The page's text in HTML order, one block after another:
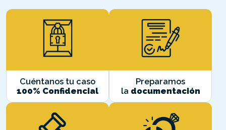
Cuéntanos tu caso
100% Confidencial
Preparamos
la documentación